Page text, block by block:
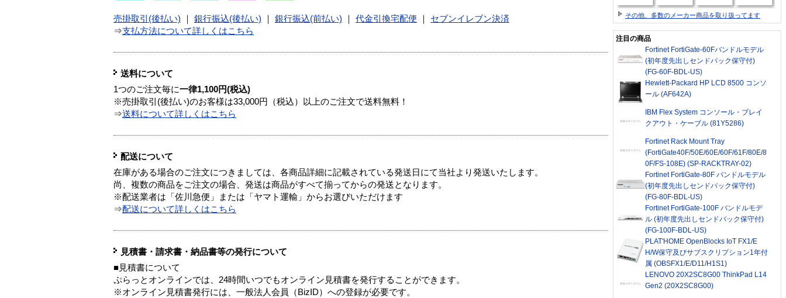
売掛取引(後払い) 銀行振込(後払い) 銀行振込(前払い) 代金引換宅配便
セブンイレブン決済
⇒支払方法について詳しくはこちら
送料について
1つのご注文毎に一律1,100円(税込)
※売掛取引(後払い)のお客様は33,000円（税込）以上のご注文で送料無料！
⇒送料について詳しくはこちら
配送について
在庫がある場合のご注文につきましては、各商品詳細に記載されている発送日にて当社より発送いたします。
尚、複数の商品をご注文の場合、発送は商品がすべて揃ってからの発送となります。
※配送業者は「佐川急便」または「ヤマト運輸」からお選びいただけます
⇒配送について詳しくはこちら
見積書・請求書・納品書等の発行について
■見積書について
ぷらっとオンラインでは、24時間いつでもオンライン見積書を発行することができます。
※オンライン見積書発行には、一般法人会員（BizID）への登録が必要です。
その他、多数のメーカー商品を取り扱ってます
注目の商品
Fortinet FortiGate-60Fバンドルモデル
(初年度先出しセンドバック保守付)
(FG-60F-BDL-US)
Hewlett-Packard HP LCD 8500 コンソ
ール (AF642A)
IBM Flex System コンソール・ブレイ
クアウト・ケーブル (81Y5286)
Fortinet Rack Mount Tray
(FortiGate40F/50E/60E/60F/61F/80E/8
0F/FS-108E) (SP-RACKTRAY-02)
Fortinet FortiGate-80F バンドルモデル
(初年度先出しセンドバック保守付)
(FG-80F-BDL-US)
Fortinet FortiGate-100F バンドルモデ
ル (初年度先出しセンドバック保守付)
(FG-100F-BDL-US)
PLAT'HOME OpenBlocks IoT FX1/E
H/W保守及びサブスクリプション1年付
属 (OBSFX1/E/D11/H1S1)
LENOVO 20X2SC8G00 ThinkPad L14
Gen2 (20X2SC8G00)